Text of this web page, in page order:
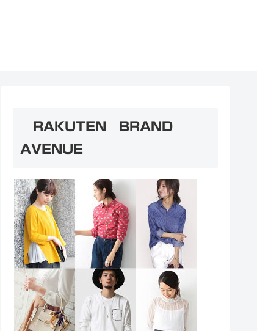
RAKUTEN BRAND
AVENUE